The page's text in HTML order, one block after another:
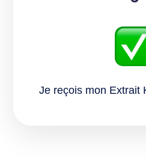
Je reçois mon Extrait